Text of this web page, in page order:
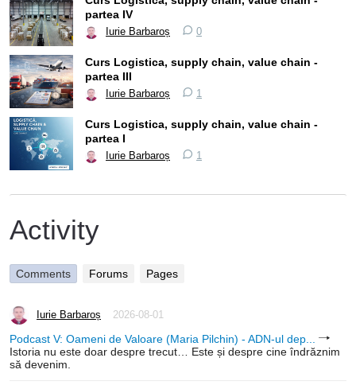
partea IV
Iurie Barbaroș 0
Curs Logistica, supply chain, value chain -
partea III
Iurie Barbaroș 1
Curs Logistica, supply chain, value chain -
partea I
Iurie Barbaroș 1
Activity
Comments Forums Pages
Iurie Barbaroș 2026-08-01
Podcast V: Oameni de Valoare (Maria Pilchin) - ADN-ul dep...
Istoria nu este doar despre trecut… Este și despre cine îndrăznim
să devenim.